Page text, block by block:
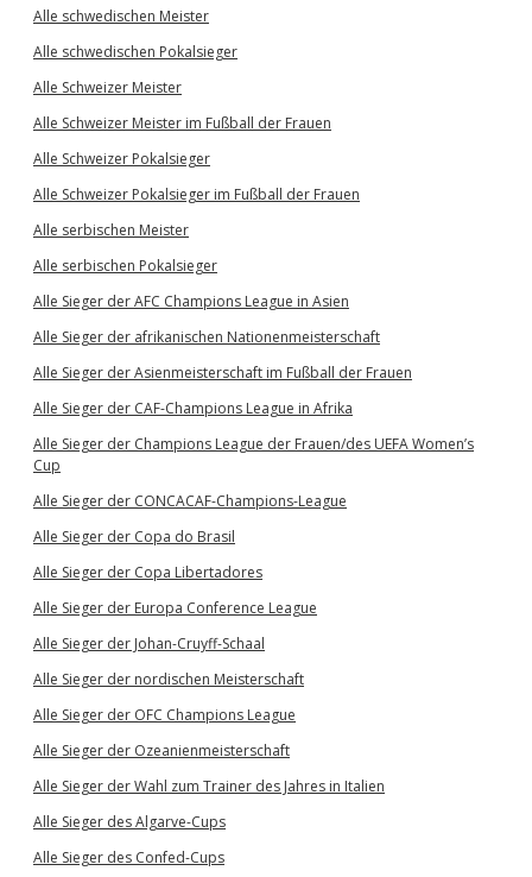
Alle schwedischen Meister
Alle schwedischen Pokalsieger
Alle Schweizer Meister
Alle Schweizer Meister im Fußball der Frauen
Alle Schweizer Pokalsieger
Alle Schweizer Pokalsieger im Fußball der Frauen
Alle serbischen Meister
Alle serbischen Pokalsieger
Alle Sieger der AFC Champions League in Asien
Alle Sieger der afrikanischen Nationenmeisterschaft
Alle Sieger der Asienmeisterschaft im Fußball der Frauen
Alle Sieger der CAF-Champions League in Afrika
Alle Sieger der Champions League der Frauen/des UEFA Women’s
Cup
Alle Sieger der CONCACAF-Champions-League
Alle Sieger der Copa do Brasil
Alle Sieger der Copa Libertadores
Alle Sieger der Europa Conference League
Alle Sieger der Johan-Cruyff-Schaal
Alle Sieger der nordischen Meisterschaft
Alle Sieger der OFC Champions League
Alle Sieger der Ozeanienmeisterschaft
Alle Sieger der Wahl zum Trainer des Jahres in Italien
Alle Sieger des Algarve-Cups
Alle Sieger des Confed-Cups